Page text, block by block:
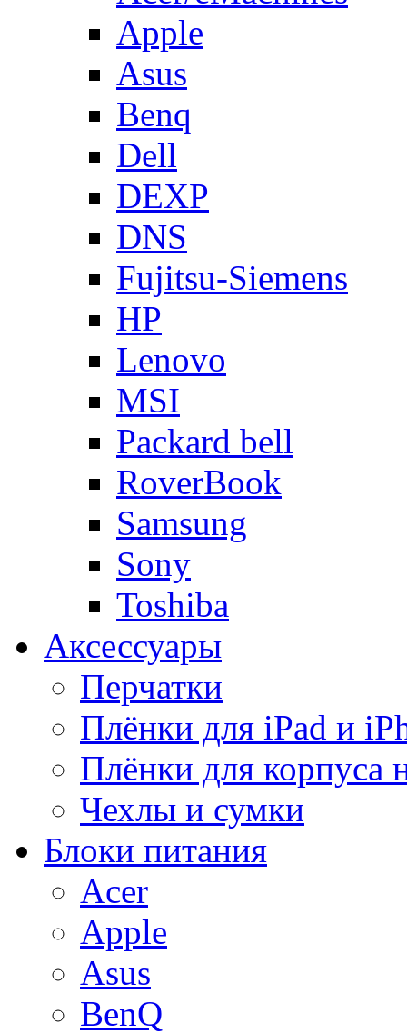
Apple
Asus
Benq
Dell
DEXP
DNS
Fujitsu-Siemens
HP
Lenovo
MSI
Packard bell
RoverBook
Samsung
Sony
Toshiba
Аксессуары
Перчатки
Плёнки для iPad и
Плёнки для корпуса
Чехлы и сумки
Блоки питания
Acer
Apple
Asus
BenQ